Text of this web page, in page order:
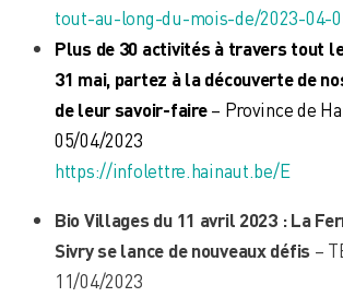
tout-au-long-du-mois-de/2023-04-
Plus de 30 activités à travers tout
31 mai, partez à la découverte de
de leur savoir-faire– Province de
05/04/2023
https://infolettre.hainaut.be/E
Bio Villages du 11 avril 2023 : La
Sivry se lance de nouveaux défis –
11/04/2023